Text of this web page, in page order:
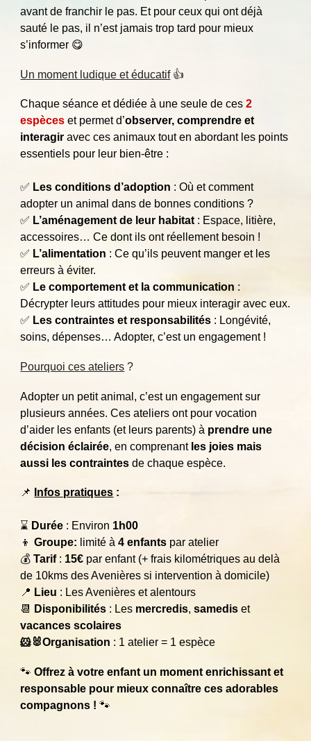
avant de franchir le pas. Et pour ceux qui ont déjà
sauté le pas, il n’est jamais trop tard pour mieux
s’informer 😋
Un moment ludique et éducatif👍
Chaque séance et dédiée à une seule de ces2
espèces et permet d’observer, comprendre et
interagir avec ces animaux tout en abordant les points
essentiels pour leur bien-être :
✅ Les conditions d’adoption : Où et comment
adopter un animal dans de bonnes conditions ?
✅ L’aménagement de leur habitat : Espace, litière,
accessoires… Ce dont ils ont réellement besoin !
✅ L’alimentation : Ce qu’ils peuvent manger et les
erreurs à éviter.
✅ Le comportement et la communication :
Décrypter leurs attitudes pour mieux interagir avec eux.
✅ Les contraintes et responsabilités : Longévité,
soins, dépenses… Adopter, c’est un engagement !
Pourquoi ces ateliers ?
Adopter un petit animal, c’est un engagement sur
plusieurs années. Ces ateliers ont pour vocation
d’aider les enfants (et leurs parents) à prendre une
décision éclairée, en comprenant les joies mais
aussi les contraintes de chaque espèce.
📌 Infos pratiques :
⌛ Durée : Environ 1h00
👦Groupe: limité à4 enfants par atelier
💰Tarif: 15€ par enfant (+ frais kilométriques au delà
de 10kms des Avenières si intervention à domicile)
📍 Lieu : Les Avenières et alentours
📆
Disponibilités : Les mercredis,samedis et
vacances scolaires
🐹🐰Organisation : 1 atelier = 1 espèce
🐾Offrez à votre enfant un moment enrichissant et
responsable pour mieux connaître ces adorables
compagnons ! 🐾